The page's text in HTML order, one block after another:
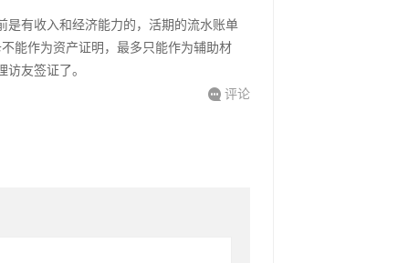
是有收入和经济能力的，活期的流水账单
能作为资产证明，最多只能作为辅助材
友签证了。
 评论